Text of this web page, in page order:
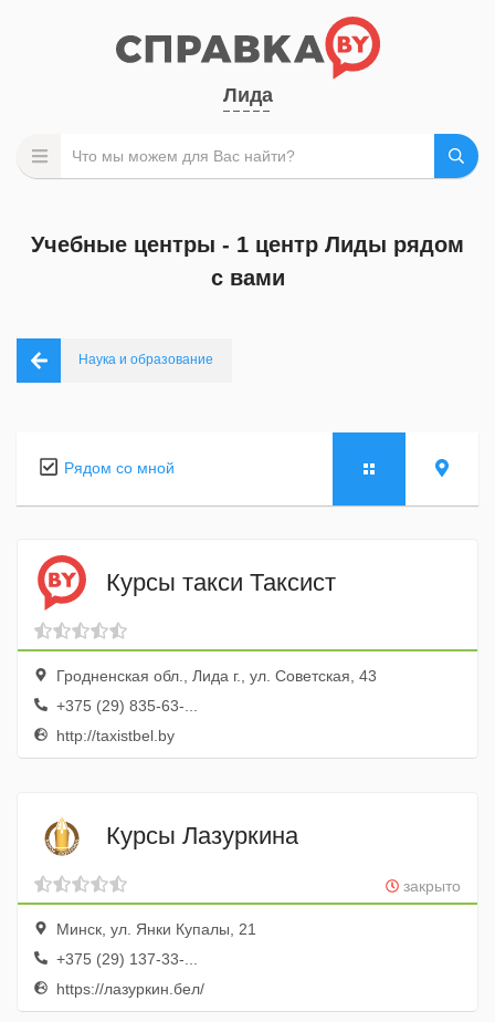
Лида
Учебные центры - 1 центр Лиды рядом
с вами
Наука и образование
Рядом со мной
Курсы такси Таксист
Гродненская обл., Лида г., ул. Советская, 43
+375 (29) 835-63-...
http://taxistbel.by
Курсы Лазуркина
закрыто
Минск, ул. Янки Купалы, 21
+375 (29) 137-33-...
https://лазуркин.бел/